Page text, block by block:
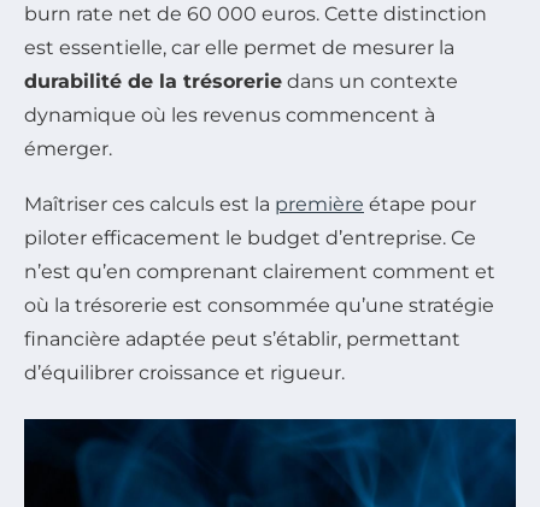
burn rate net de 60 000 euros. Cette distinction
est essentielle, car elle permet de mesurer la
durabilité de la trésorerie dans un contexte
dynamique où les revenus commencent à
émerger.
Maîtriser ces calculs est la première étape pour
piloter efficacement le budget d’entreprise. Ce
n’est qu’en comprenant clairement comment et
où la trésorerie est consommée qu’une stratégie
financière adaptée peut s’établir, permettant
d’équilibrer croissance et rigueur.